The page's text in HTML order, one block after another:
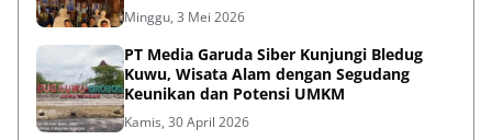
Minggu, 3 Mei 2026
PT Media Garuda Siber Kunjungi Bledug
Kuwu, Wisata Alam dengan Segudang
Keunikan dan Potensi UMKM
Kamis, 30 April 2026